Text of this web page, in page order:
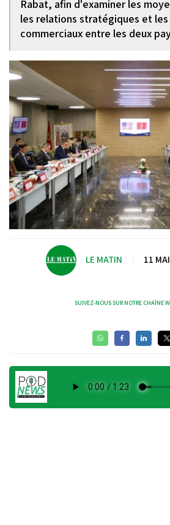
Rabat, afin d'examiner les
les relations stratégiques et les
commerciaux entre les deux
LE MATIN 11
SUIVEZ-NOUS SUR NOTRE CHAÎNE